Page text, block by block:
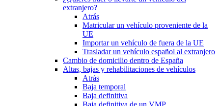
extranjero?
Atrás
Matricular un vehículo proveniente de la
UE
Importar un vehículo de fuera de la UE
Trasladar un vehículo español al extranjero
Cambio de domicilio dentro de España
Altas, bajas y rehabilitaciones de vehículos
Atrás
Baja temporal
Baja definitiva